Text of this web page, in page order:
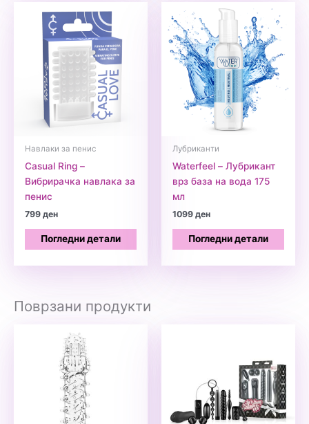
Навлаки за пенис
Casual Ring –
Вибрирачка навлака за
пенис
799ден
Погледни детали
Лубриканти
Waterfeel – Лубрикант
врз база на вода 175
мл
1099ден
Погледни детали
Поврзани продукти